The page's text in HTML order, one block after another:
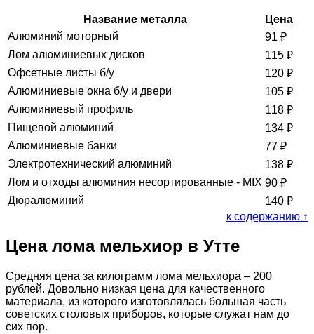
Название металла
Цена
Алюминий моторный
91 ₽
Лом алюминиевых дисков
115 ₽
Офсетные листы б/у
120 ₽
Алюминиевые окна б/у и двери
105 ₽
Алюминиевый профиль
118 ₽
Пищевой алюминий
134 ₽
Алюминиевые банки
77 ₽
Электротехнический алюминий
138 ₽
Лом и отходы алюминия несортированные - MIX 90 ₽
Дюралюминий
140 ₽
к содержанию ↑
Цена лома мельхиор в Утте
Средняя цена за килограмм лома мельхиора – 200
рублей. Довольно низкая цена для качественного
материала, из которого изготовлялась большая часть
советских столовых приборов, которые служат нам до
сих пор.